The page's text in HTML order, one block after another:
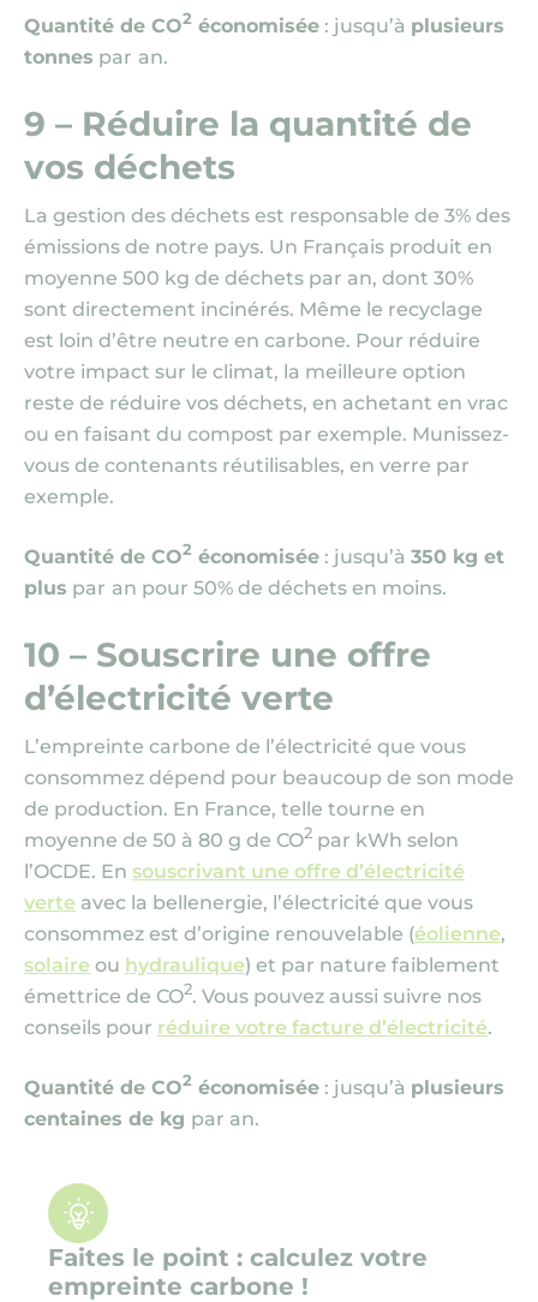
Quantité de CO2 économisée : jusqu’à plusieurs
tonnes par an.
9 – Réduire la quantité de
vos déchets
La gestion des déchets est responsable de 3% des
émissions de notre pays. Un Français produit en
moyenne 500 kg de déchets par an, dont 30%
sont directement incinérés. Même le recyclage
est loin d’être neutre en carbone. Pour réduire
votre impact sur le climat, la meilleure option
reste de réduire vos déchets, en achetant en vrac
ou en faisant du compost par exemple. Munissez-
vous de contenants réutilisables, en verre par
exemple.
Quantité de CO2 économisée : jusqu’à 350 kg et
plus par an pour 50% de déchets en moins.
10 – Souscrire une offre
d’électricité verte
L’empreinte carbone de l’électricité que vous
consommez dépend pour beaucoup de son mode
de production. En France, telle tourne en
moyenne de 50 à 80 g de CO2 par kWh selon
l’OCDE. En souscrivant une offre d’électricité
verte avec la bellenergie, l’électricité que vous
consommez est d’origine renouvelable (éolienne,
solaire ou hydraulique) et par nature faiblement
émettrice de CO2. Vous pouvez aussi suivre nos
conseils pour réduire votre facture d’électricité.
Quantité de CO2 économisée : jusqu’à plusieurs
centaines de kg par an.
Faites le point : calculez votre
empreinte carbone !